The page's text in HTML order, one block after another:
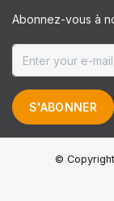
Abonnez-vous à
S'ABONNER
©